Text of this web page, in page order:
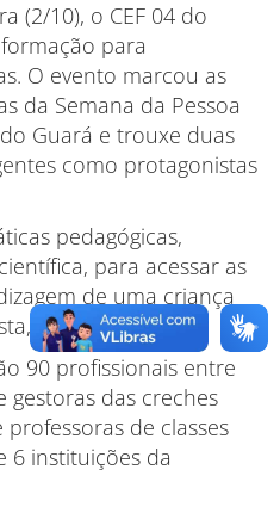
(2/10), o CEF 04 do
para
O evento marcou as
da Semana da Pessoa
Guará e trouxe duas
como protagonistas
pedagógicas,
para acessar as
de uma criança
de forma lúdica.
90 profissionais entre
gestoras das creches
de classes
6 instituições da